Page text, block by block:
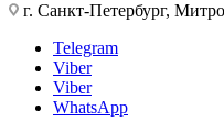
г. Санкт-Петербург,
Telegram
Viber
Viber
WhatsApp